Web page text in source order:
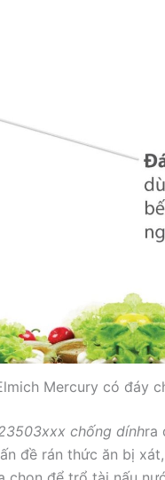
Mercury có đáy
chống dínhra
đề rán thức ăn bị